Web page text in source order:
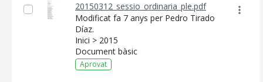
20150312_sessio_ordinaria_ple.pdf
Modificat fa 7 anys per Pedro Tirado
Díaz.
Inici > 2015
Document bàsic
Aprovat